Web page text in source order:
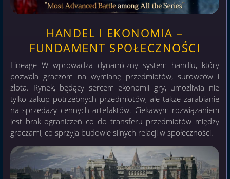
HANDEL I EKONOMIA –
FUNDAMENT SPOŁECZNOŚCI
Lineage W wprowadza dynamiczny system handlu, który
pozwala graczom na wymianę przedmiotów, surowców i
złota. Rynek, będący sercem ekonomii gry, umożliwia nie
tylko zakup potrzebnych przedmiotów, ale także zarabianie
na sprzedaży cennych artefaktów. Ciekawym rozwiązaniem
jest brak ograniczeń co do transferu przedmiotów między
graczami, co sprzyja budowie silnych relacji w społeczności.